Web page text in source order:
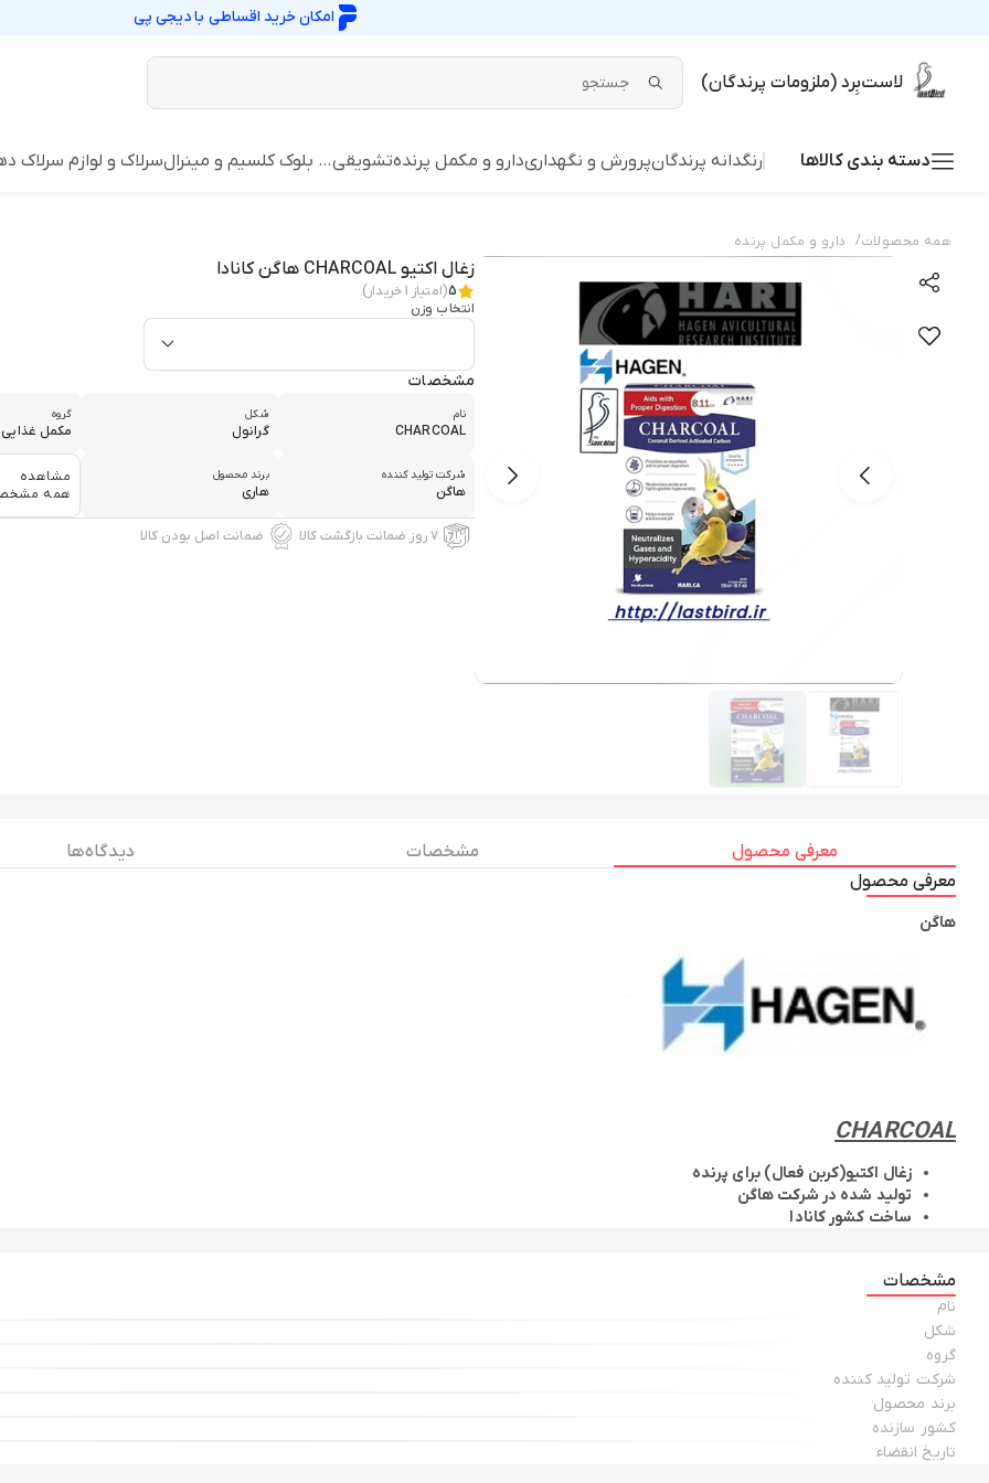
امکان خرید اقساطی بادیجی پی
لاست‌بِرد (ملزومات پرندگان)
دسته بندی کالاها رنگدانه پرندگانپرورش و نگهداریدارو و مکمل پرندهتشویقی… بلوک کلسیم و مینرالسرلاک و لوازم سرلاک
همه محصولات/ دارو و مکمل پرنده
زغال اکتیو CHARCOAL هاگن کانادا
5(امتیاز 1خریدار)
انتخاب وزن
مشخصات
نام
CHARCOAL
شکل
گرانول
گروه
مکمل غذایی
شرکت تولید کننده
هاگن
برند محصول
هاری
مشاهده
همه
۷ روز ضمانت بازگشت کالا ضمانت اصل بودن کالا
معرفی محصول مشخصات
دیدگاه ها
معرفی محصول
هاگن
CHARCOAL
زغال اکتیو(کربن فعال) برای پرنده
تولید شده در شرکت هاگن
ساخت کشور کانادا
مشخصات
نام
شکل
گروه
شرکت تولید کننده
برند محصول
کشور سازنده
تاریخ انقضاء